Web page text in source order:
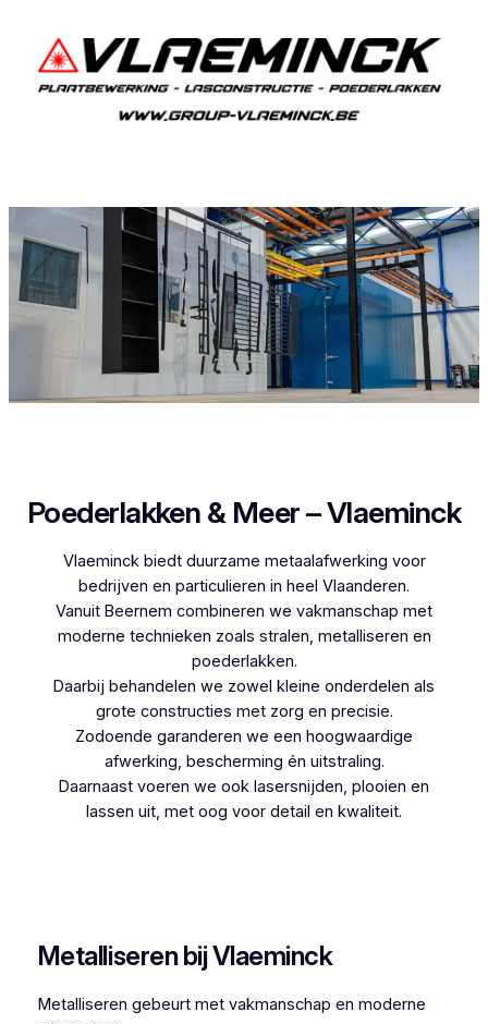
Poederlakken & Meer – Vlaeminck
Vlaeminck biedt duurzame metaalafwerking voor
bedrijven en particulieren in heel Vlaanderen.
Vanuit Beernem combineren we vakmanschap met
moderne technieken zoals stralen, metalliseren en
poederlakken.
Daarbij behandelen we zowel kleine onderdelen als
grote constructies met zorg en precisie.
Zodoende garanderen we een hoogwaardige
afwerking, bescherming én uitstraling.
Daarnaast voeren we ook lasersnijden, plooien en
lassen uit, met oog voor detail en kwaliteit.
Metalliseren bij Vlaeminck
Metalliseren gebeurt met vakmanschap en moderne